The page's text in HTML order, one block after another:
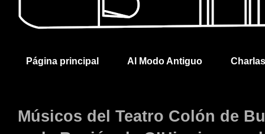
Página principal Al Modo Antiguo
Músicos del Teatro Colón de